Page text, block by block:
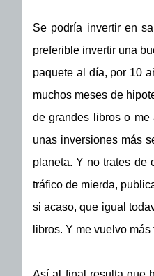
Se podría invertir en
preferible invertir una
paquete al día, por 10
muchos meses de
de grandes libros o me
unas inversiones más
planeta. Y no trates de
tráfico de mierda,
si acaso, que igual
libros. Y me vuelvo